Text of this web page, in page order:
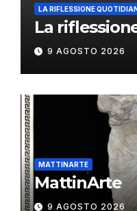
LA RIFLESSIONE
La
9 AGOSTO 2026
MATTINARTE
MattinArte
9 AGOSTO 2026